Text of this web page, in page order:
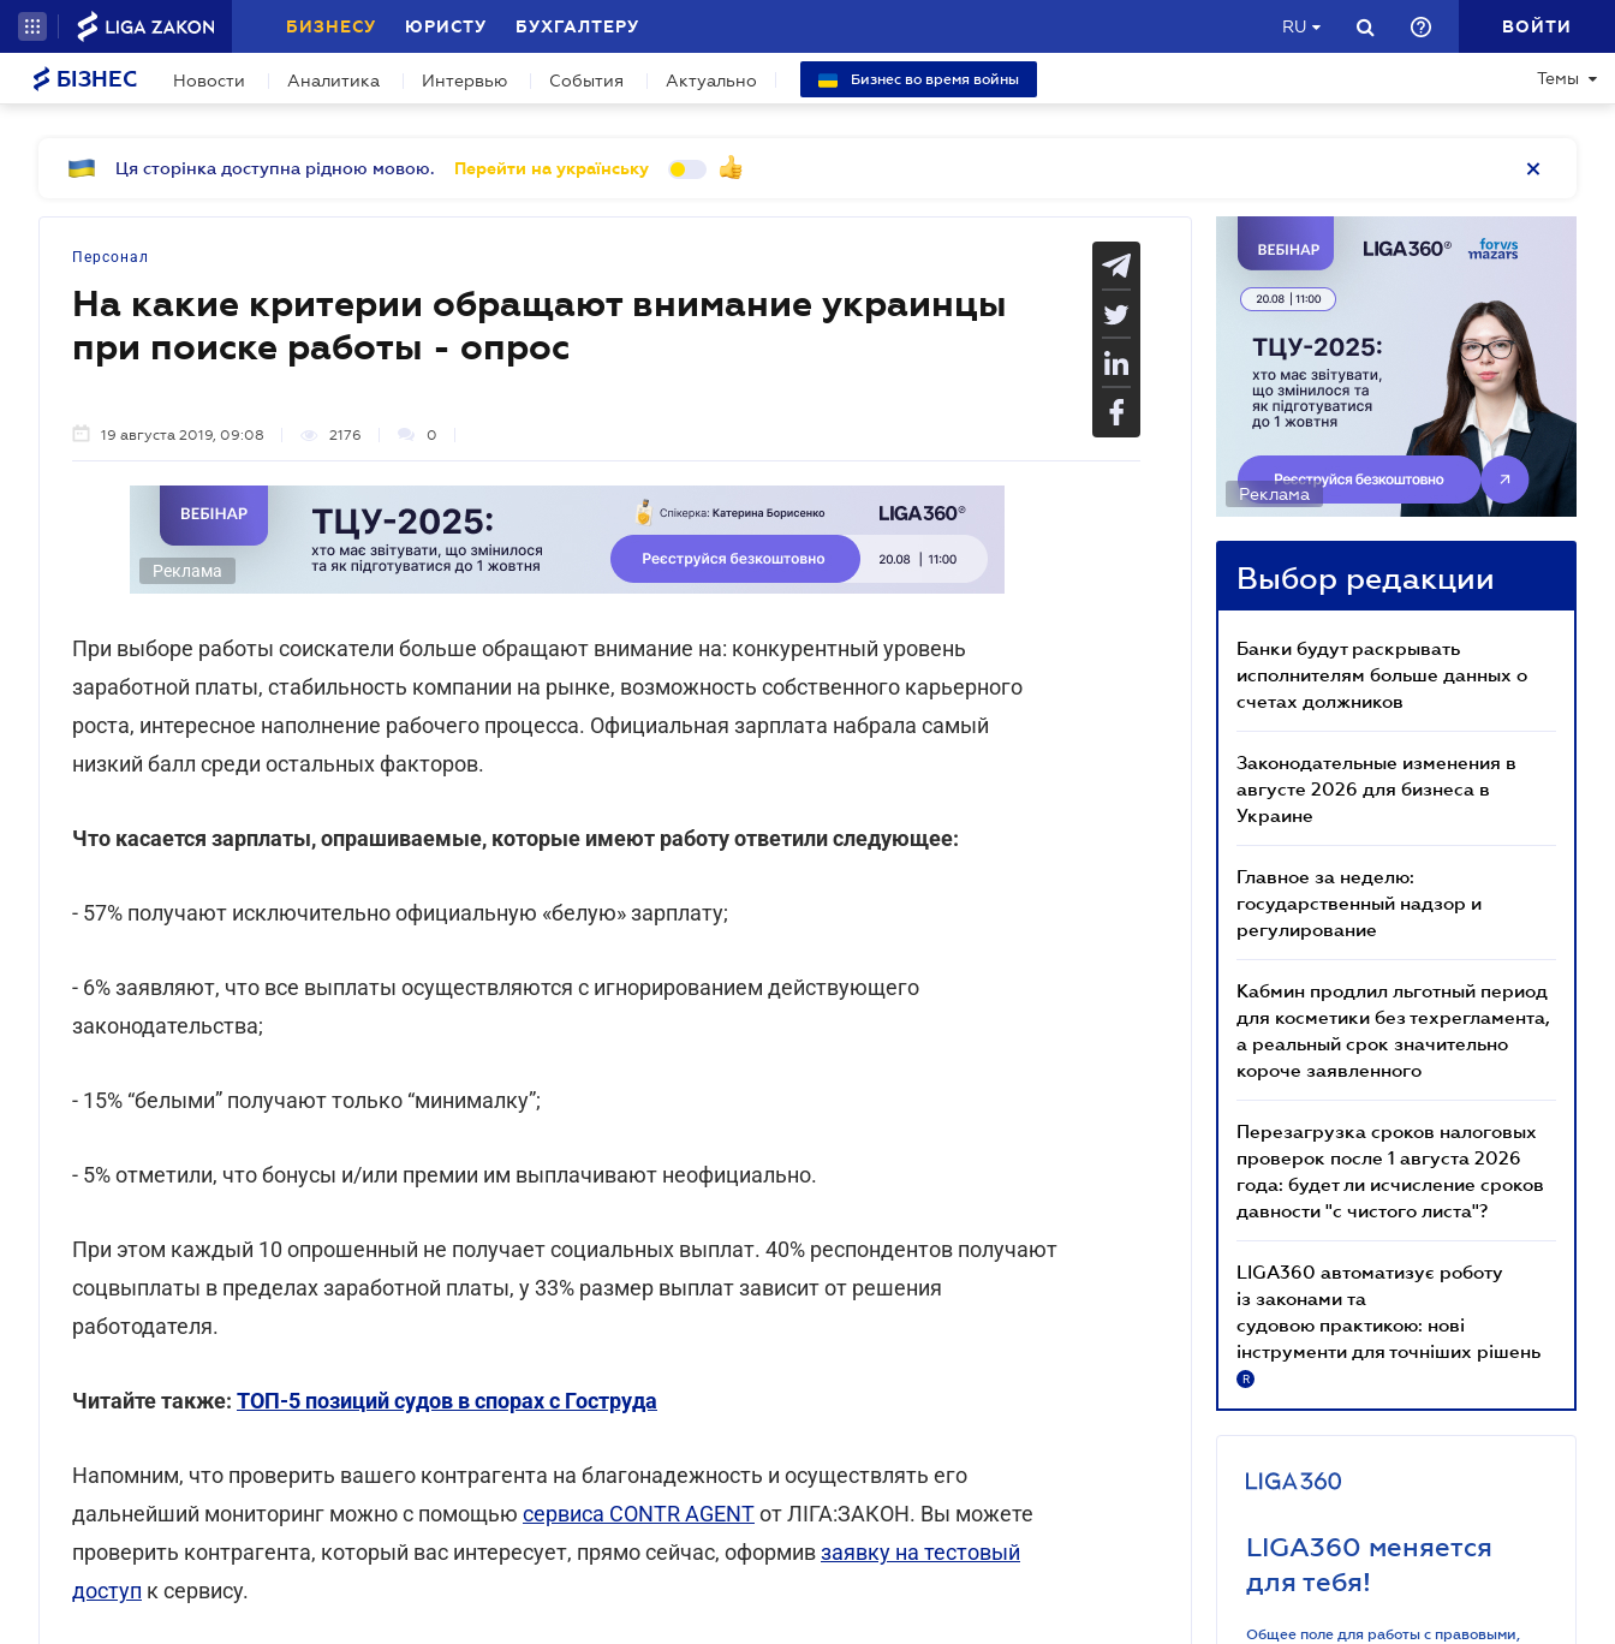
БИЗНЕСУ ЮРИСТУ БУХГАЛТЕРУ RU ВОЙТИ
БІЗНЕС Новости Аналитика Интервью События Актуально Бизнес во время войны Темы
Ця сторінка доступна рідною мовою. Перейти на українську
Персонал
На какие критерии обращают внимание украинцы
при поиске работы - опрос
19 августа 2019, 09:08 2176 0
Реклама
При выборе работы соискатели больше обращают внимание на: конкурентный уровень
заработной платы, стабильность компании на рынке, возможность собственного карьерного
роста, интересное наполнение рабочего процесса. Официальная зарплата набрала самый
низкий балл среди остальных факторов.
Что касается зарплаты, опрашиваемые, которые имеют работу ответили следующее:
- 57% получают исключительно официальную «белую» зарплату;
- 6% заявляют, что все выплаты осуществляются с игнорированием действующего
законодательства;
- 15% “белыми” получают только “минималку”;
- 5% отметили, что бонусы и/или премии им выплачивают неофициально.
При этом каждый 10 опрошенный не получает социальных выплат. 40% респондентов получают
соцвыплаты в пределах заработной платы, у 33% размер выплат зависит от решения
работодателя.
Читайте также: ТОП-5 позиций судов в спорах с Гоструда
Напомним, что проверить вашего контрагента на благонадежность и осуществлять его
дальнейший мониторинг можно с помощью сервиса CONTR AGENTот ЛІГА:ЗАКОН. Вы можете
проверить контрагента, который вас интересует, прямо сейчас, оформивзаявку на тестовый
доступ к сервису.
Реклама
Выбор редакции
Банки будут раскрывать
исполнителям больше данных о
счетах должников
Законодательные изменения в
августе 2026 для бизнеса в
Украине
Главное за неделю:
государственный надзор и
регулирование
Кабмин продлил льготный период
для косметики без техрегламента,
а реальный срок значительно
короче заявленного
Перезагрузка сроков налоговых
проверок после 1 августа 2026
года: будет ли исчисление сроков
давности "с чистого листа"?
LIGA360 автоматизує роботу
із законами та
судовою практикою: нові
інструменти для точніших рішень
R
LIGA360 меняется
для тебя!
Общее поле для работы с правовыми,